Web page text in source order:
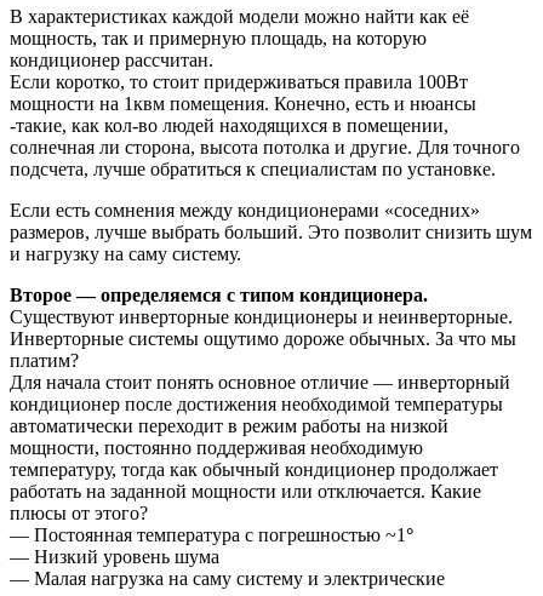
В характеристиках каждой модели можно найти как её
мощность, так и примерную площадь, на которую
кондиционер рассчитан.
Если коротко, то стоит придерживаться правила 100Вт
мощности на 1квм помещения. Конечно, есть и нюансы
-такие, как кол-во людей находящихся в помещении,
солнечная ли сторона, высота потолка и другие. Для точного
подсчета, лучше обратиться к специалистам по установке.
Если есть сомнения между кондиционерами «соседних»
размеров, лучше выбрать больший. Это позволит снизить шум
и нагрузку на саму систему.
Второе — определяемся с типом кондиционера.
Существуют инверторные кондиционеры и неинверторные.
Инверторные системы ощутимо дороже обычных. За что мы
платим?
Для начала стоит понять основное отличие — инверторный
кондиционер после достижения необходимой температуры
автоматически переходит в режим работы на низкой
мощности, постоянно поддерживая необходимую
температуру, тогда как обычный кондиционер продолжает
работать на заданной мощности или отключается. Какие
плюсы от этого?
— Постоянная температура с погрешностью ~1°
— Низкий уровень шума
— Малая нагрузка на саму систему и электрические